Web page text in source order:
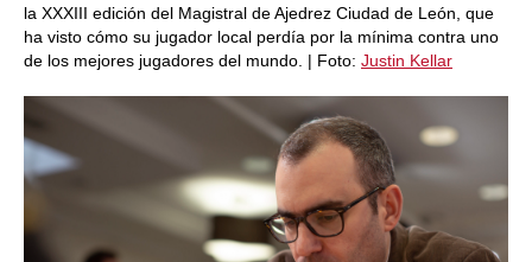
la XXXIII edición del Magistral de Ajedrez Ciudad de León, que
ha visto cómo su jugador local perdía por la mínima contra uno
de los mejores jugadores del mundo. | Foto: Justin Kellar